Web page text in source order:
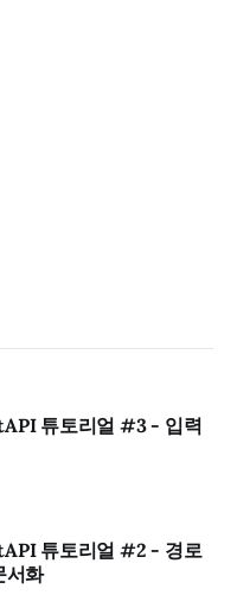
튜토리얼 #3 - 입력
튜토리얼 #2 - 경로
서화